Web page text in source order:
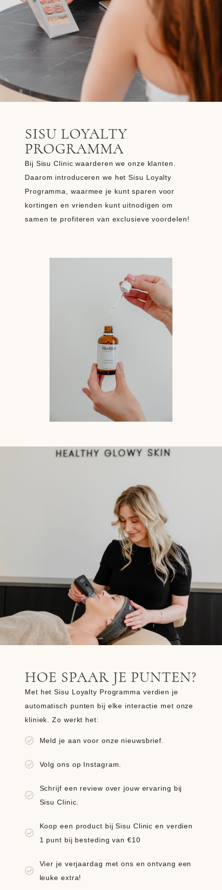
SISU LOYALTY
PROGRAMMA
Bij Sisu Clinic waarderen we onze klanten.
Daarom introduceren we hetSisu Loyalty
Programma
, waarmee je kuntsparen voor
kortingen en vrienden kunt uitnodigen om
samen te profiteren van exclusieve voordelen!
HOE SPAAR JE PUNTEN?
Met het Sisu Loyalty Programma verdien je
automatisch punten bij elke interactie met onze
kliniek. Zo werkt het:
Meld je aan voor onze nieuwsbrief.
Volg ons op Instagram.
Schrijf een review over jouw ervaring bij
Sisu Clinic.
Koop een product bij Sisu Clinic en verdien
1 punt bij besteding van €10
Vier je verjaardag met ons en ontvang een
leuke extra!